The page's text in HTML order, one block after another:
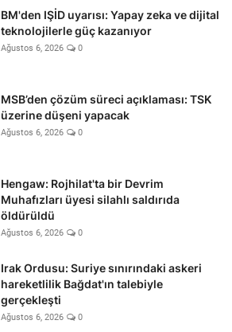
BM'den IŞİD uyarısı: Yapay zeka ve dijital
teknolojilerle güç kazanıyor
Ağustos 6, 2026 0
MSB’den çözüm süreci açıklaması: TSK
üzerine düşeni yapacak
Ağustos 6, 2026 0
Hengaw: Rojhilat'ta bir Devrim
Muhafızları üyesi silahlı saldırıda
öldürüldü
Ağustos 6, 2026 0
Irak Ordusu: Suriye sınırındaki askeri
hareketlilik Bağdat'ın talebiyle
gerçekleşti
Ağustos 6, 2026 0